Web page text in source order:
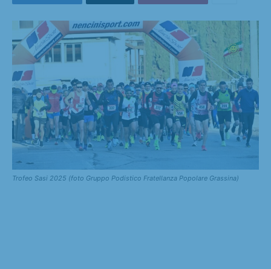
Trofeo Sasi 2025 (foto Gruppo Podistico Fratellanza Popolare Grassina)